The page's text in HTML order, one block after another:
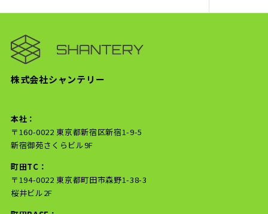
株式会社シャンテリー
本社：
〒160-0022 東京都新宿区新宿1-9-5
新宿御苑さくらビル9F
町田TC：
〒194-0022 東京都町田市森野1-38-3
桜井ビル2F